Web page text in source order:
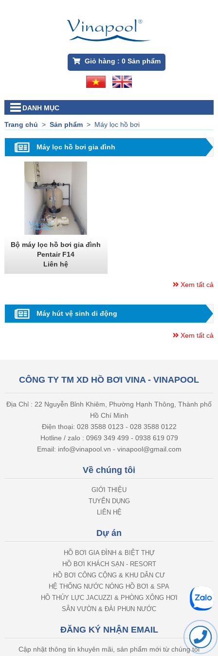
Giỏ hàng : 0Sản phẩm
DANH MỤC
Trang chủ > Sản phẩm> Máy lọc hồ bơi
Máy lọc hồ bơi gia đình
Bộ máy lọc hồ bơi gia đình
Pentair F14
Liên hệ
Xem tất cả
Máy hút vệ sinh di động
Xem tất cả
CÔNG TY TM XD HỒ BƠI VINA - VINAPOOL
Địa Chỉ : 22 Nguyễn Bỉnh Khiêm, Phường Hạnh Thông, Thành phố
Hồ Chí Minh
Điện thoại: 028 3588 0123 - 028 3588 0122
Hotline / zalo : 0969 349 499 - 0938 619 079
Email: info@vinapool.vn - vinapool@gmail.com
Về chúng tôi
GIỚI THIỆU
TUYỂN DỤNG
LIÊN HỆ
Dự án
HỒ BƠI GIA ĐÌNH & BIỆT THỰ
HỒ BƠI KHÁCH SẠN - RESORT
HỒ BƠI CÔNG CỘNG & KHU DÂN CƯ
HỆ THỐNG NƯỚC NÓNG HỒ BƠI & SPA
HỒ THỦY LỰC JACUZZI & PHÒNG XÔNG HƠI
SÂN VƯỜN & ĐÀI PHUN NƯỚC
ĐĂNG KÝ NHẬN EMAIL
Cập nhật thông tin khuyên mãi, sản phẩm mới từ chúng tôi